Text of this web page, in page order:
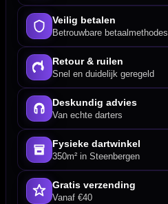
Veilig betalen
Betrouwbare betaalmethodes
Retour & ruilen
Snel en duidelijk geregeld
Deskundig advies
Van echte darters
Fysieke dartwinkel
350m² in Steenbergen
Gratis verzending
Vanaf €40